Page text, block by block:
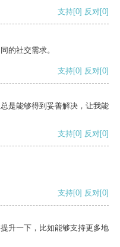
支持[0] 反对[0]
的社交需求。
支持[0] 反对[0]
是能够得到妥善解决，让我能
支持[0] 反对[0]
支持[0] 反对[0]
升一下，比如能够支持更多地